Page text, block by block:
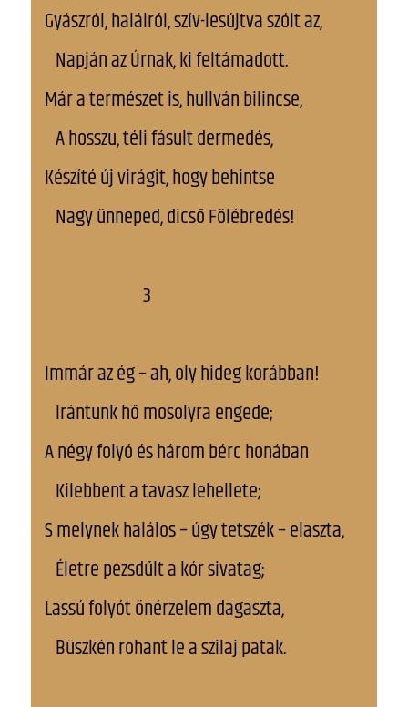
Gyászról, halálról, szív-lesújtva szólt az,
Napján az Úrnak, ki feltámadott.
Már a természet is, hullván bilincse,
A hosszu, téli fásult dermedés,
Készíté új virágit, hogy behintse
Nagy ünneped, dicső Fölébredés!
3
Immár az ég – ah, oly hideg korábban!
Irántunk hő mosolyra engede;
A négy folyó és három bérc honában
Kilebbent a tavasz lehellete;
S melynek halálos – úgy tetszék – elaszta,
Életre pezsdűlt a kór sivatag;
Lassú folyót önérzelem dagaszta,
Büszkén rohant le a szilaj patak.